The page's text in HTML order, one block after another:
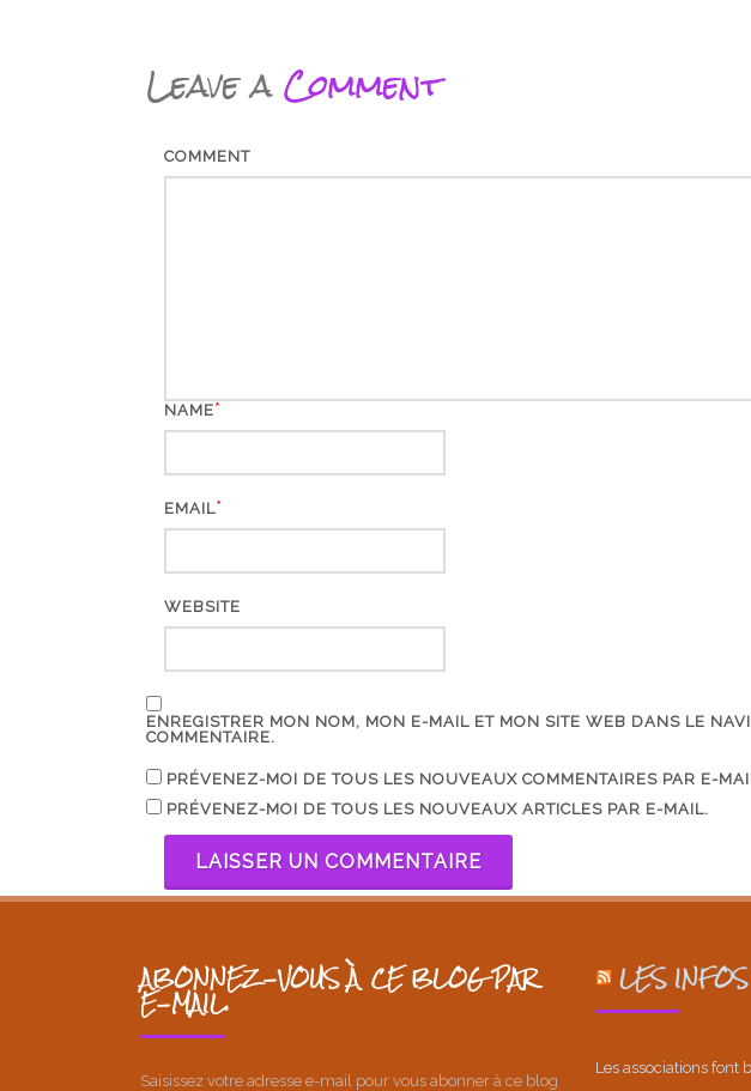
Leave aComment
COMMENT
NAME*
EMAIL*
WEBSITE
ENREGISTRER MON NOM, MON E-MAIL ET MON SITE WEB DANS LE
COMMENTAIRE.
PRÉVENEZ-MOI DE TOUS LES NOUVEAUX COMMENTAIRES PAR E-
PRÉVENEZ-MOI DE TOUS LES NOUVEAUX ARTICLES PAR E-MAIL.
ABONNEZ-VOUS À CE BLOG PAR
E-MAIL.
Saisissez votre adresse e-mail pour vous abonner à ce blog
LES
Les associations font